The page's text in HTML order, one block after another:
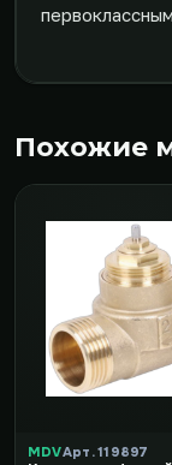
Похожие
MDVАрт. 119897